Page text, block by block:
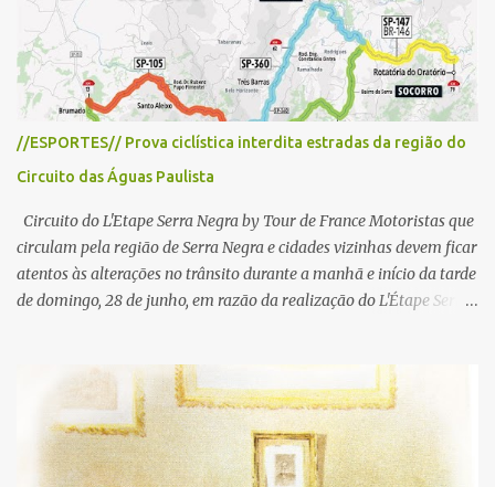
o
s
//ESPORTES// Prova ciclística interdita estradas da região do
Circuito das Águas Paulista
Circuito do L'Etape Serra Negra by Tour de France Motoristas que
circulam pela região de Serra Negra e cidades vizinhas devem ficar
atentos às alterações no trânsito durante a manhã e início da tarde
de domingo, 28 de junho, em razão da realização do L'Étape Serra
reunirá atletas de diferentes regiões do país e terá percursos
passando pelos municípios de Serra Negra, Amparo, Monte Alegre
do Sul, Lindoia e Socorro. Para garantir a segurança dos
participantes e do público, diversos trechos de rodovias e estradas